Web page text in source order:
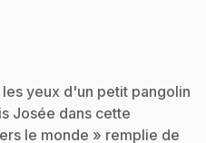
yeux d'un petit pangolin
Josée dans cette
le monde » remplie de